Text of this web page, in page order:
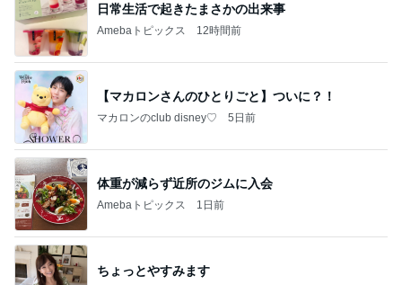
日常生活で起きたまさかの出来事
Amebaトピックス 12時間前
【マカロンさんのひとりごと】ついに？！
マカロンのclub disney♡ 5日前
体重が減らず近所のジムに入会
Amebaトピックス 1日前
ちょっとやすみます